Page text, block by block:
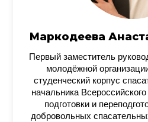
Маркодеева
Первый заместитель
молодёжной
студенческий корпус
начальника
подготовки и
добровольных